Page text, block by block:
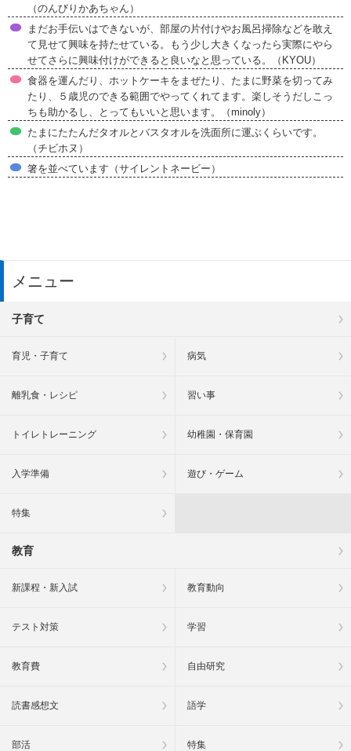
（のんびりかあちゃん）
まだお手伝いはできないが、部屋の片付けやお風呂掃除などを敢え
て見せて興味を持たせている。もう少し大きくなったら実際にやら
せてさらに興味付けができると良いなと思っている。（KYOU）
食器を運んだり、ホットケーキをまぜたり、たまに野菜を切ってみ
たり、５歳児のできる範囲でやってくれてます。楽しそうだしこっ
ちも助かるし、とってもいいと思います。（minoly）
たまにたたんだタオルとバスタオルを洗面所に運ぶくらいです。
（チビホヌ）
箸を並べています（サイレントネービー）
メニュー
子育て
育児・子育て 病気
離乳食・レシピ 習い事
トイレトレーニング 幼稚園・保育園
入学準備 遊び・ゲーム
特集
教育
新課程・新入試 教育動向
テスト対策 学習
教育費 自由研究
読書感想文 語学
部活 特集